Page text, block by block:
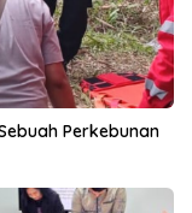
Perkebunan